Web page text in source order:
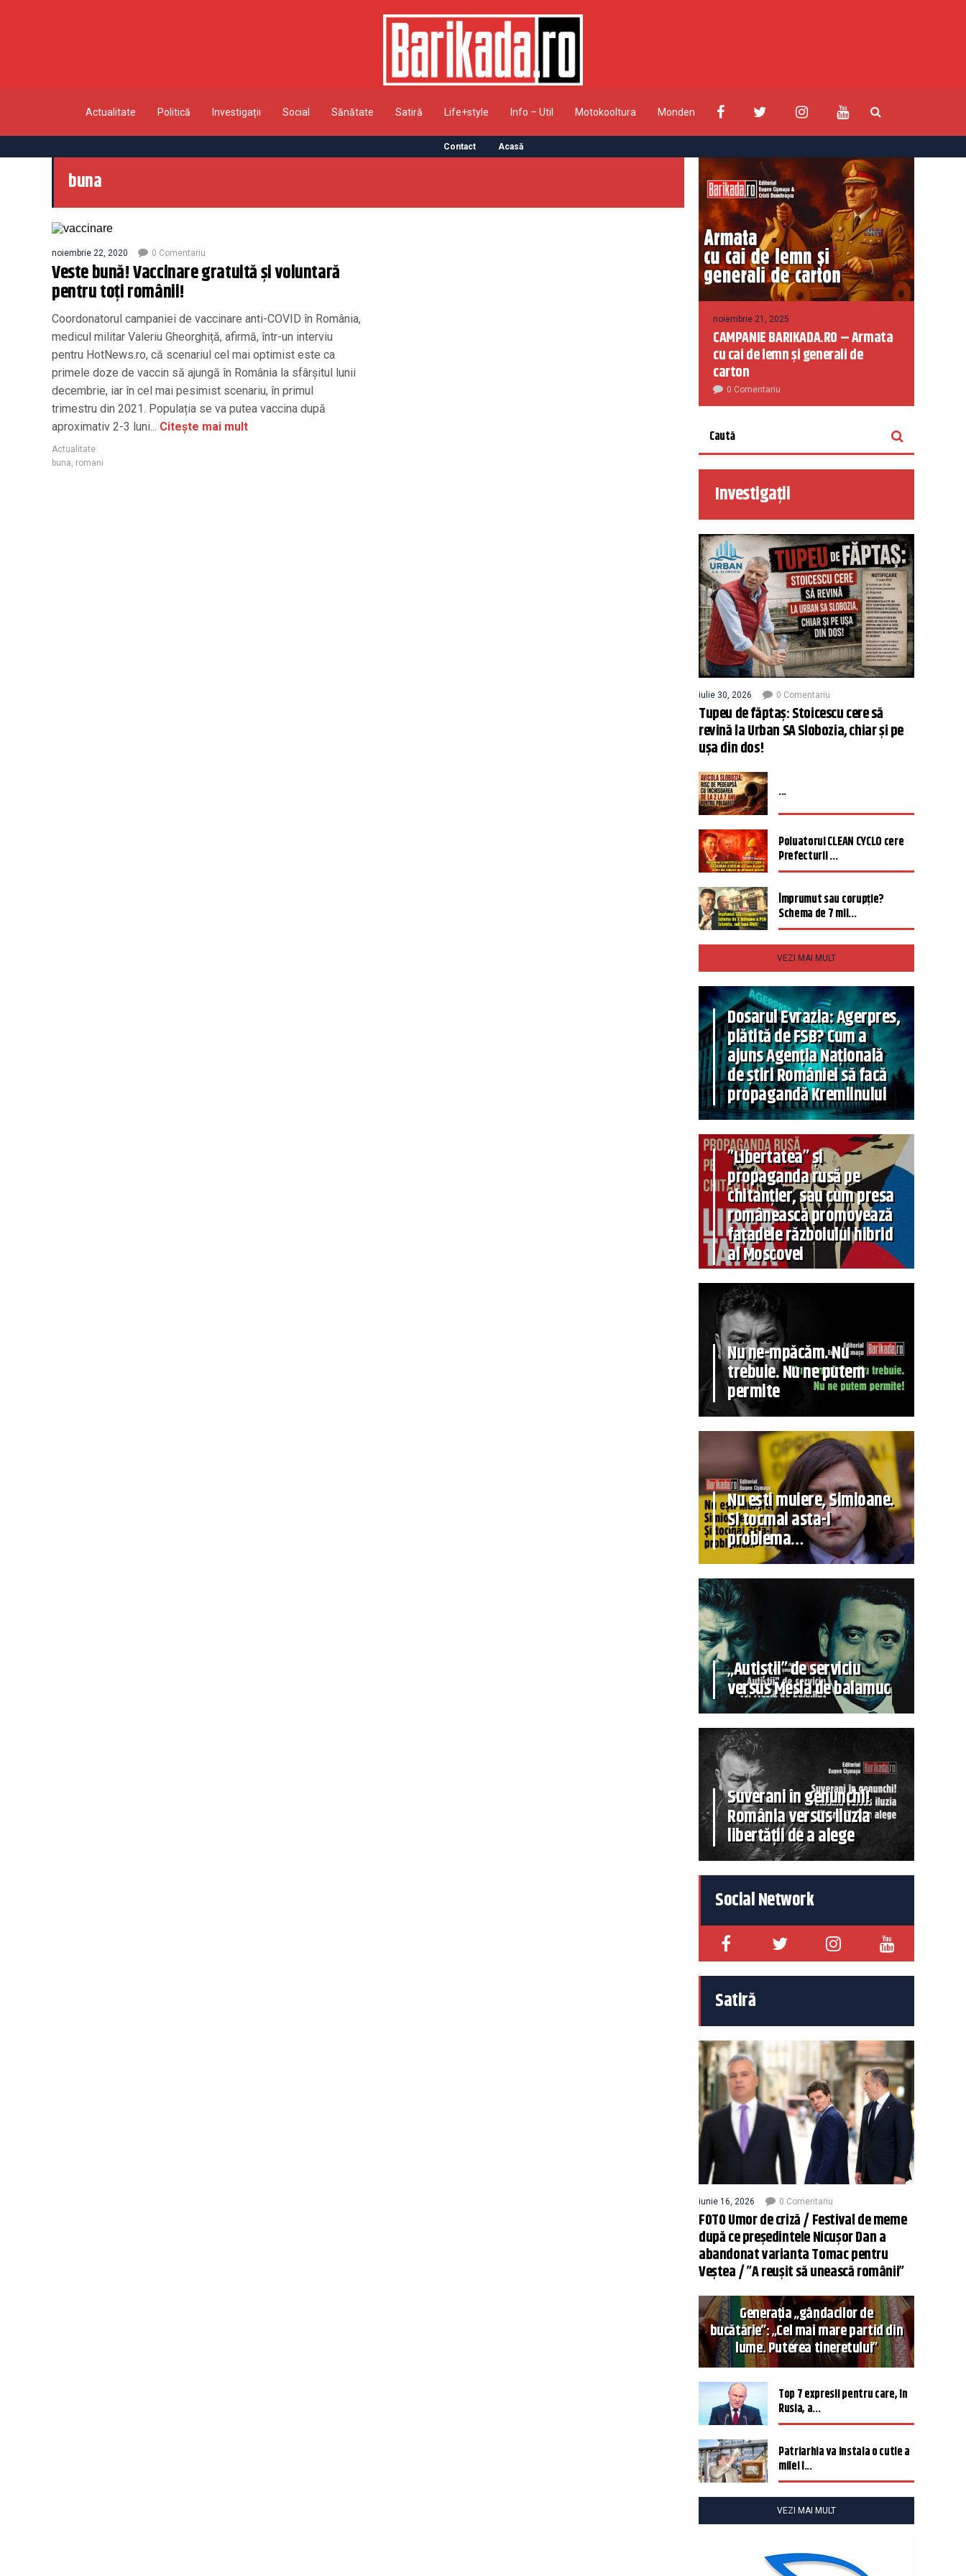
Actualitate Politică Investigații Social Sănătate Satiră Life+style Info – Util Motokooltura Monden
Contact Acasă
buna
noiembrie 22, 2020 0 Comentariu
Veste bună! Vaccinare gratuită și voluntară
pentru toți românii!
Coordonatorul campaniei de vaccinare anti-COVID în România,
medicul militar Valeriu Gheorghiță, afirmă, într-un interviu
pentru HotNews.ro, că scenariul cel mai optimist este ca
primele doze de vaccin să ajungă în România la sfârșitul lunii
decembrie, iar în cel mai pesimist scenariu, în primul
trimestru din 2021. Populația se va putea vaccina după
aproximativ 2-3 luni... Citește mai mult
Actualitate
buna, romani
noiembrie 21, 2025
CAMPANIE BARIKADA.RO – Armata
cu cai de lemn și generali de
carton
0 Comentariu
Investigații
iulie 30, 2026 0 Comentariu
Tupeu de făptaș: Stoicescu cere să
revină la Urban SA Slobozia, chiar și pe
ușa din dos!
...
Poluatorul CLEAN CYCLO cere
Prefecturii ...
Împrumut sau corupție?
Schema de 7 mil...
VEZI MAI MULT
Dosarul Evrazia: Agerpres,
plătită de FSB? Cum a
ajuns Agenția Națională
de știri României să facă
propagandă Kremlinului
”Libertatea” și
propaganda rusă pe
chitanțier, sau cum presa
românească promovează
fațadele războiului hibrid
al Moscovei
Nu ne-mpăcăm. Nu
trebuie. Nu ne putem
permite
Nu ești muiere, Simioane.
Și tocmai asta-i
problema…
„Autiștii” de serviciu
versus Mesia de balamuc
Suverani în genunchi!
România versus iluzia
libertății de a alege
Social Network
Satiră
iunie 16, 2026 0 Comentariu
FOTO Umor de criză / Festival de meme
după ce președintele Nicușor Dan a
abandonat varianta Tomac pentru
Veștea / ”A reușit să unească românii”
Generația „gândacilor de
bucătărie”: „Cel mai mare partid din
lume. Puterea tineretului”
Top 7 expresii pentru care, în
Rusia, a...
Patriarhia va instala o cutie a
milei î...
VEZI MAI MULT